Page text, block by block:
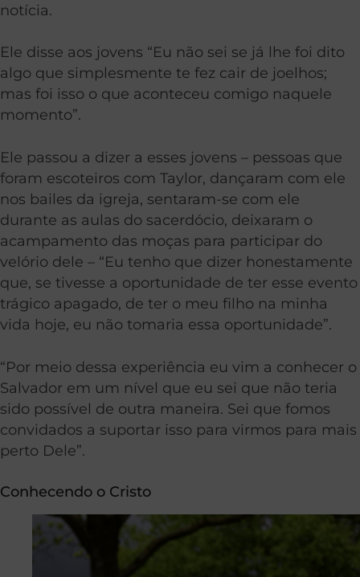
notícia.
Ele disse aos jovens “Eu não sei se já lhe foi dito
algo que simplesmente te fez cair de joelhos;
mas foi isso o que aconteceu comigo naquele
momento”.
Ele passou a dizer a esses jovens – pessoas que
foram escoteiros com Taylor, dançaram com ele
nos bailes da igreja, sentaram-se com ele
durante as aulas do sacerdócio, deixaram o
acampamento das moças para participar do
velório dele – “Eu tenho que dizer honestamente
que, se tivesse a oportunidade de ter esse evento
trágico apagado, de ter o meu filho na minha
vida hoje, eu não tomaria essa oportunidade”.
“Por meio dessa experiência eu vim a conhecer o
Salvador em um nível que eu sei que não teria
sido possível de outra maneira. Sei que fomos
convidados a suportar isso para virmos para mais
perto Dele”.
Conhecendo o Cristo